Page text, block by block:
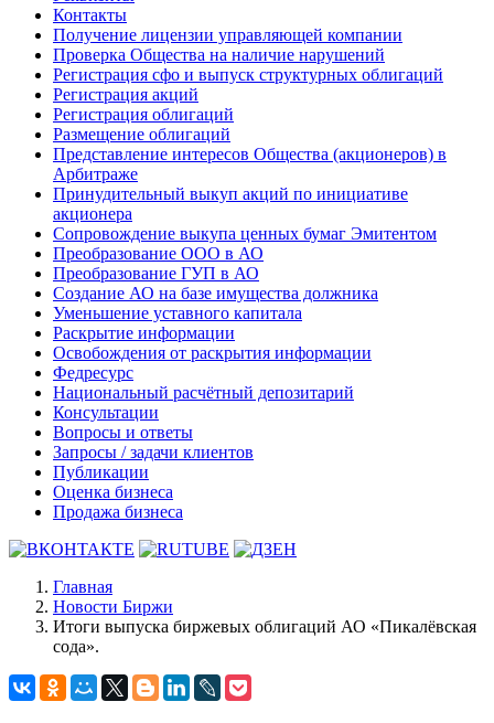
Контакты
Получение лицензии управляющей компании
Проверка Общества на наличие нарушений
Регистрация сфо и выпуск структурных облигаций
Регистрация акций
Регистрация облигаций
Размещение облигаций
Представление интересов Общества (акционеров) в
Арбитраже
Принудительный выкуп акций по инициативе
акционера
Сопровождение выкупа ценных бумаг Эмитентом
Преобразование ООО в АО
Преобразование ГУП в АО
Создание АО на базе имущества должника
Уменьшение уставного капитала
Раскрытие информации
Освобождения от раскрытия информации
Федресурс
Национальный расчётный депозитарий
Консультации
Вопросы и ответы
Запросы / задачи клиентов
Публикации
Оценка бизнеса
Продажа бизнеса
Главная
Новости Биржи
Итоги выпуска биржевых облигаций АО «Пикалёвская
сода».